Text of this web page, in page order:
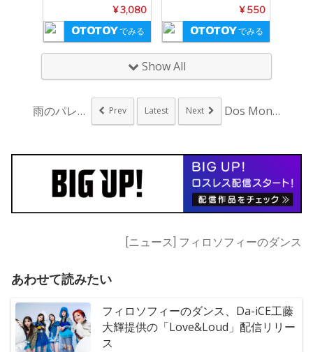
¥ 3,080
でみる
¥ 550
でみる
Show All
雨のパレード、新曲リ... Prev Latest Next Dos Monos、...
[ニュース] フィロソフィーのダンス
あわせて読みたい
フィロソフィーのダンス、Da-iCE工藤
大輝提供の「Love&Loud」配信リリー
ス